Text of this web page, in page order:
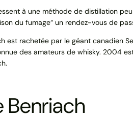
à une méthode de distillation
du fumage“ un rendez-vous de
est rachetée par le géant canadien
des amateurs de whisky. 2004
Benriach